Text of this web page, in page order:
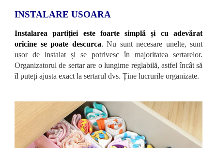
INSTALARE USOARA
Instalarea partiției este foarte simplă și cu adevărat
oricine se poate descurca. Nu sunt necesare unelte, sunt
ușor de instalat și se potrivesc în majoritatea sertarelor.
Organizatorul de sertar are o lungime reglabilă, astfel încât să
îl puteți ajusta exact la sertarul dvs. Ține lucrurile organizate.